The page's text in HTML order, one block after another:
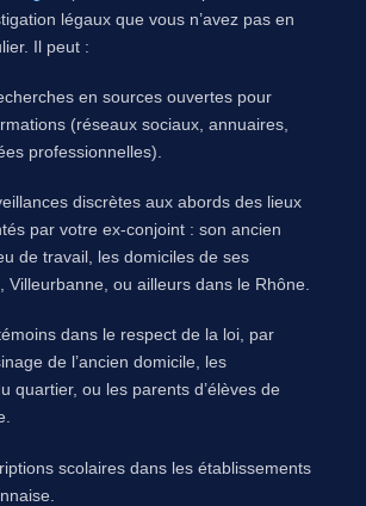
légaux que vous n’avez pas en
Il peut :
en sources ouvertes pour
(réseaux sociaux, annuaires,
professionnelles).
discrètes aux abords des lieux
par votre ex-conjoint : son ancien
de travail, les domiciles de ses
Villeurbanne, ou ailleurs dans le Rhône.
dans le respect de la loi, par
de l’ancien domicile, les
quartier, ou les parents d’élèves de
scolaires dans les établissements